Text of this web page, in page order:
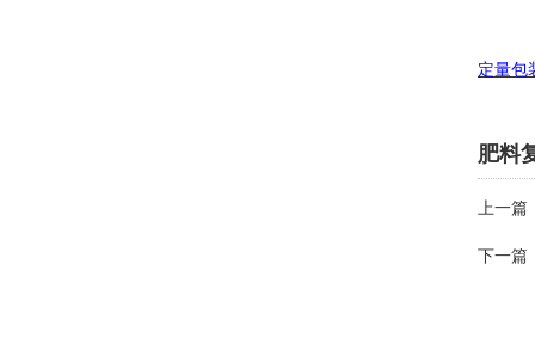
定量包
肥料
上一篇
下一篇